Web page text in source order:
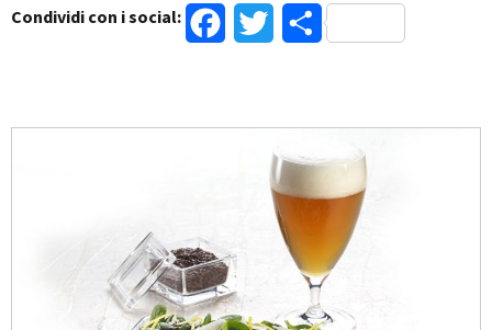
Condividi con i social: FacebookTwitterCondividi